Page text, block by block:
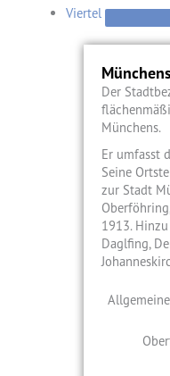
Viertel
Der
Münchens.
Er umfasst
Seine
zur Stadt
1913.
Daglfing,